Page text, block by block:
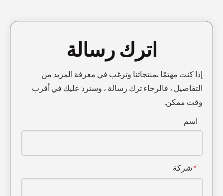
اترك رسالة
إذا كنت مهتمًا بمنتجاتنا وترغب في معرفة المزيد من
التفاصيل ، فالرجاء ترك رسالة ، وسنرد عليك في أقرب
وقت ممكن.
اسم
* شركة